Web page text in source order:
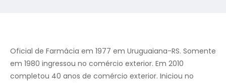
Oficial de Farmácia em 1977 em Uruguaiana-RS. Somente
em 1980 ingressou no comércio exterior. Em 2010
completou 40 anos de comércio exterior. Iniciou no